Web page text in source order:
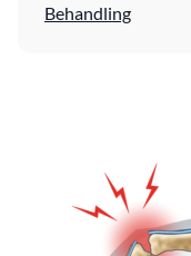
Behandling